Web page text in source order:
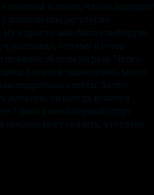
я понял, что он подходит
плюс он сам регулярно
Ну и просто, мне было комфортно
что ему я готов
об этом ни разу. Четко
Алексея, задаю очень много
подробные ответы. За это
Алексею, он всегда делился
7 дней у меня первый старт
уверено могу сказать, что готов